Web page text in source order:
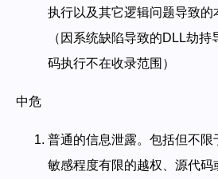
执行以及其它逻辑问题导致的
（因系统缺陷导致的DLL劫
码执行不在收录范围）
中危
普通的信息泄露。包括但不
敏感程度有限的越权、源代码